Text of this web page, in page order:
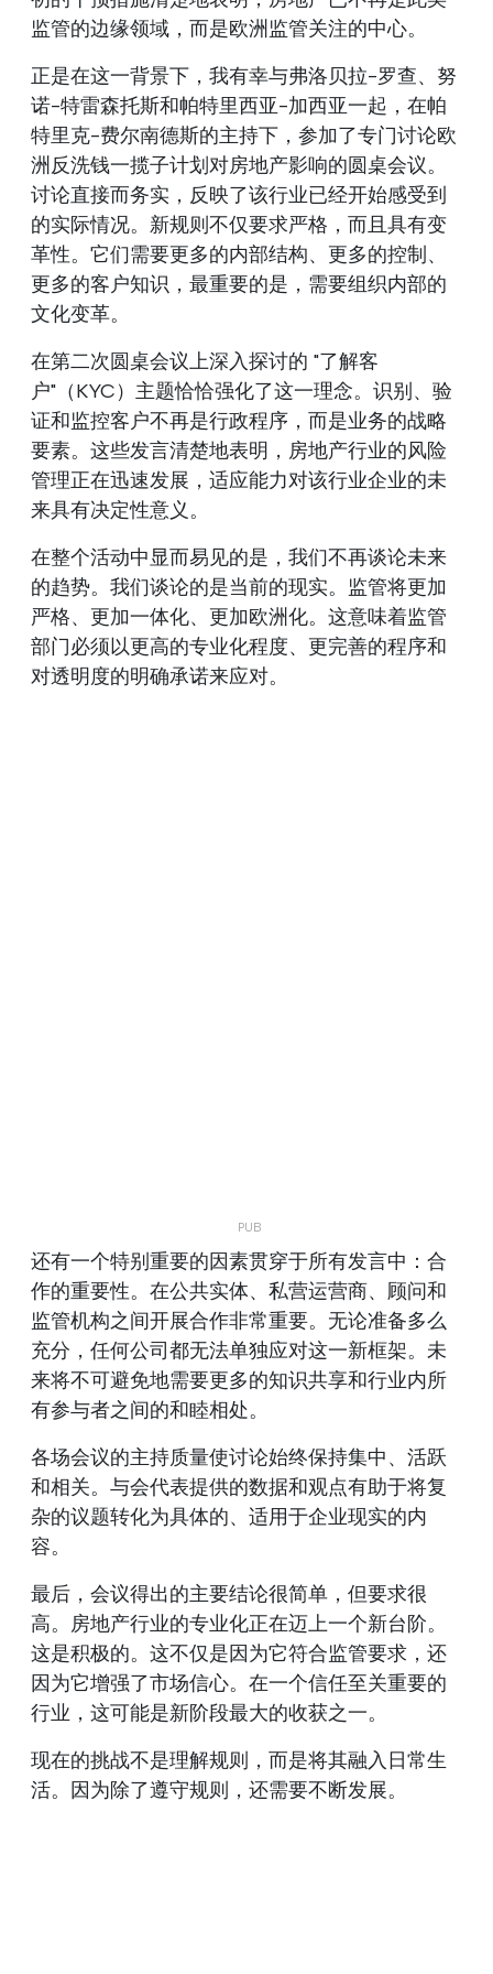
监管的边缘领域，而是欧洲监管关注的中心。
正是在这一背景下，我有幸与弗洛贝拉-罗查、努
诺-特雷森托斯和帕特里西亚-加西亚一起，在帕
特里克-费尔南德斯的主持下，参加了专门讨论欧
洲反洗钱一揽子计划对房地产影响的圆桌会议。
讨论直接而务实，反映了该行业已经开始感受到
的实际情况。新规则不仅要求严格，而且具有变
革性。它们需要更多的内部结构、更多的控制、
更多的客户知识，最重要的是，需要组织内部的
文化变革。
在第二次圆桌会议上深入探讨的 "了解客
户"（KYC）主题恰恰强化了这一理念。识别、验
证和监控客户不再是行政程序，而是业务的战略
要素。这些发言清楚地表明，房地产行业的风险
管理正在迅速发展，适应能力对该行业企业的未
来具有决定性意义。
在整个活动中显而易见的是，我们不再谈论未来
的趋势。我们谈论的是当前的现实。监管将更加
严格、更加一体化、更加欧洲化。这意味着监管
部门必须以更高的专业化程度、更完善的程序和
对透明度的明确承诺来应对。
还有一个特别重要的因素贯穿于所有发言中：合
作的重要性。在公共实体、私营运营商、顾问和
监管机构之间开展合作非常重要。无论准备多么
充分，任何公司都无法单独应对这一新框架。未
来将不可避免地需要更多的知识共享和行业内所
有参与者之间的和睦相处。
各场会议的主持质量使讨论始终保持集中、活跃
和相关。与会代表提供的数据和观点有助于将复
杂的议题转化为具体的、适用于企业现实的内
容。
最后，会议得出的主要结论很简单，但要求很
高。房地产行业的专业化正在迈上一个新台阶。
这是积极的。这不仅是因为它符合监管要求，还
因为它增强了市场信心。在一个信任至关重要的
行业，这可能是新阶段最大的收获之一。
现在的挑战不是理解规则，而是将其融入日常生
活。因为除了遵守规则，还需要不断发展。